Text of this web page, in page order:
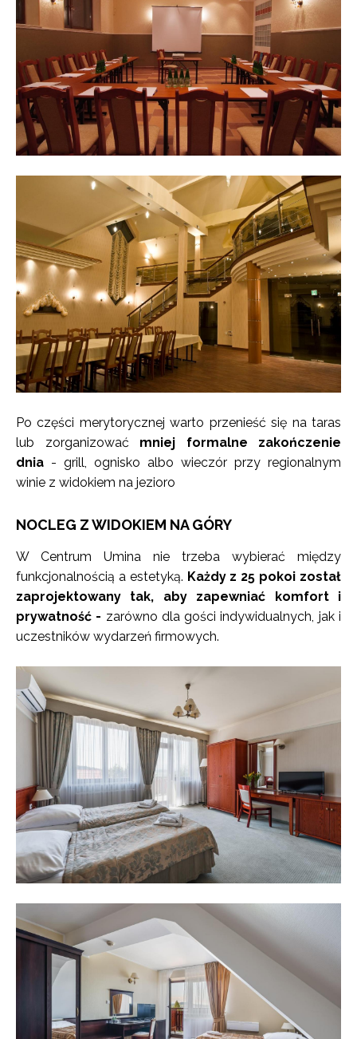
Po części merytorycznej warto przenieść się na taras
lub zorganizować mniej formalne zakończenie
dnia - grill, ognisko albo wieczór przy regionalnym
winie z widokiem na jezioro
NOCLEG Z WIDOKIEM NA GÓRY
W Centrum Umina nie trzeba wybierać między
funkcjonalnością a estetyką. Każdy z 25 pokoi został
zaprojektowany tak, aby zapewniać komfort i
prywatność - zarówno dla gości indywidualnych, jak i
uczestników wydarzeń firmowych.